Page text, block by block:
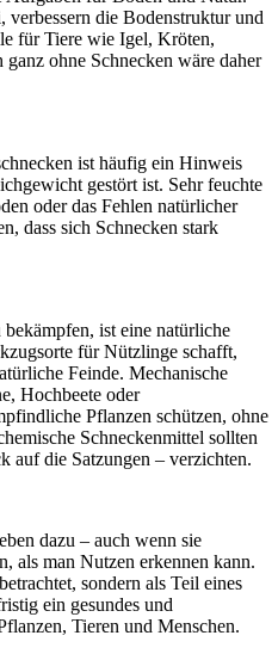
die Bodenstruktur und
für Tiere wie Igel, Kröten,
ohne Schnecken wäre daher
ist häufig ein Hinweis
gestört ist. Sehr feuchte
oder das Fehlen natürlicher
dass sich Schnecken stark
ist eine natürliche
für Nützlinge schafft,
Feinde. Mechanische
Hochbeete oder
Pflanzen schützen, ohne
Schneckenmittel sollten
auf die Satzungen – verzichten.
dazu – auch wenn sie
als man Nutzen erkennen kann.
sondern als Teil eines
ein gesundes und
Tieren und Menschen.